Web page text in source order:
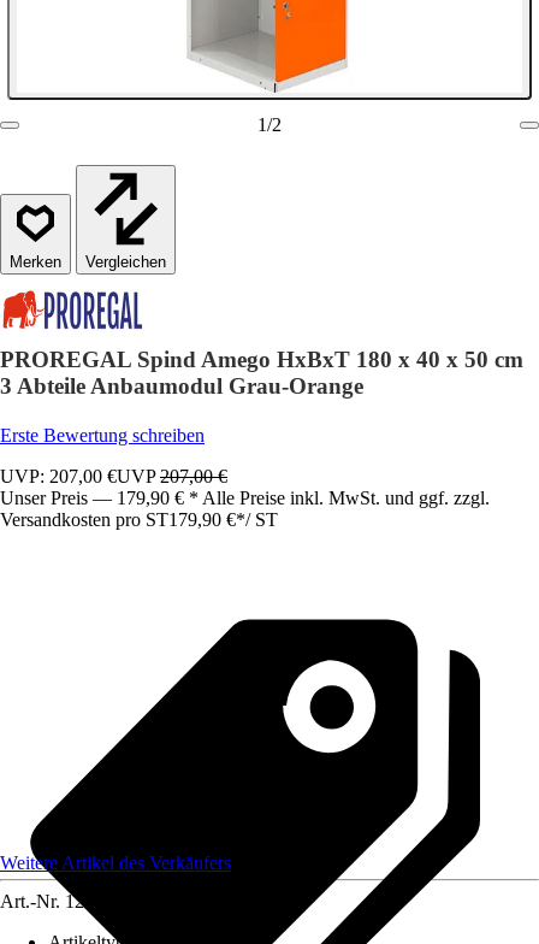
1/2
Vergleichen
PROREGAL Spind Amego HxBxT 180 x 40 x 50 cm
3 Abteile Anbaumodul Grau-Orange
Erste Bewertung schreiben
UVP: 207,00 €UVP207,00 €
Unser Preis — 179,90 € * Alle Preise inkl. MwSt. und ggf. zzgl.
Versandkosten pro ST179,90 €*/ ST
Weitere Artikel des Verkäufers
Art.-Nr. 12583603